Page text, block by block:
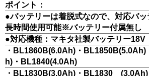
ポイント：
●バッテリーは着脱式なので、対応バ
長時間使用可能※バッテリー付属無し
●対応機種：マキタ社製バッテリー18V
・BL1860B(6.0Ah)・BL1850B(5.0Ah)
h)・BL1840(4.0Ah)
・BL1830B(3.0Ah)・BL1830 (3.0Ah)